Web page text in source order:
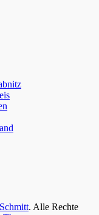
. Alle Rechte